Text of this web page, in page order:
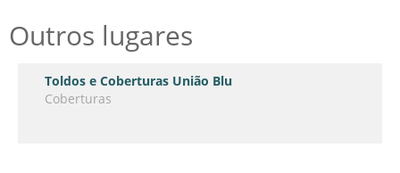
Outros lugares
Toldos e Coberturas União Blu
Coberturas